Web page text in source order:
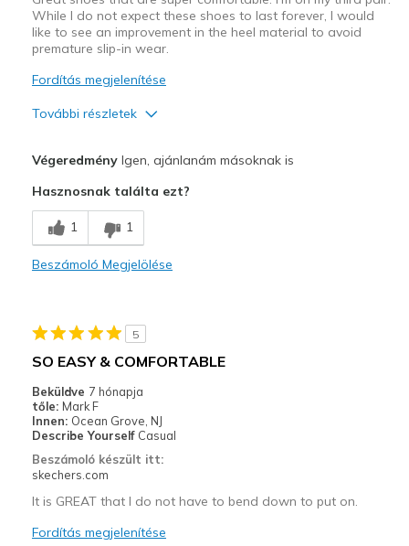
Sizing
Feels true to size
View On Shoes
Shoes are for Wearing
While I do not expect these shoes to last forever, I would
like to see an improvement in the heel material to avoid
premature slip-in wear.
Fordítás megjelenítése
További részletek
Breathe Well
Comfortable
The inside heel tends to wear out too soon
Legjobb használat
Casual Wear
Width
Feels true to width
Sizing
View On Shoes
Shoes are for Wearing
VégeredményIgen, ajánlanám másoknak is
Hasznosnak találta ezt?
1 1
Beszámoló Megjelölése
5
SO EASY & COMFORTABLE
Beküldve 7 hónapja
tőle: Mark F
Innen: Ocean Grove, NJ
Describe Yourself Casual
Beszámoló készült itt:
skechers.com
It is GREAT that I do not have to bend down to put on.
Fordítás megjelenítése